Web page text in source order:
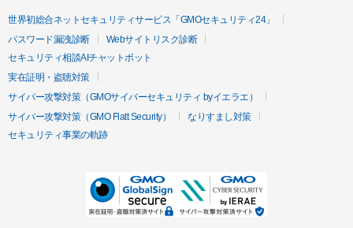
世界初総合ネットセキュリティサービス「GMOセキュリティ24」
パスワード漏洩診断
Webサイトリスク診断
セキュリティ相談AIチャットボット
実在証明・盗聴対策
サイバー攻撃対策（GMOサイバーセキュリティ byイエラエ）
サイバー攻撃対策（GMO Flatt Security）
なりすまし対策
セキュリティ事業の軌跡